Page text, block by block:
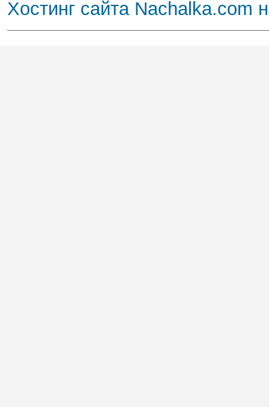
Хостинг сайта Nachalka.com